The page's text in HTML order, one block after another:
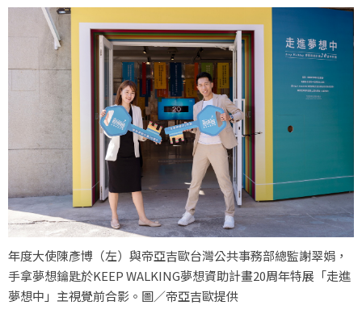
年度大使陳彥博（左）與帝亞吉歐台灣公共事務部總監謝翠娟，
手拿夢想鑰匙於KEEP WALKING夢想資助計畫20周年特展「走進
夢想中」主視覺前合影。圖／帝亞吉歐提供